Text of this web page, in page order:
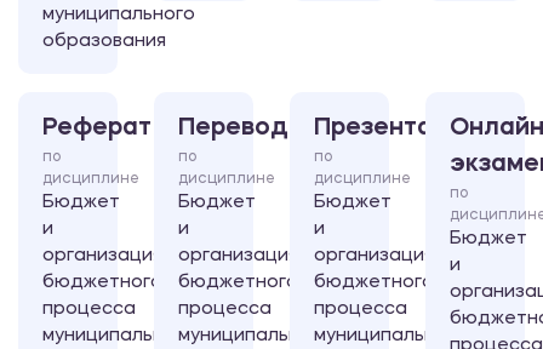
муниципального
образования
Реферат
по
дисциплине
Бюджет
и
организация
бюджетного
процесса
муниципального
Перевод
по
дисциплине
Бюджет
и
организация
бюджетного
процесса
муниципального
Презентация
по
дисциплине
Бюджет
и
организация
бюджетного
процесса
муниципального
по
Бюджет
и